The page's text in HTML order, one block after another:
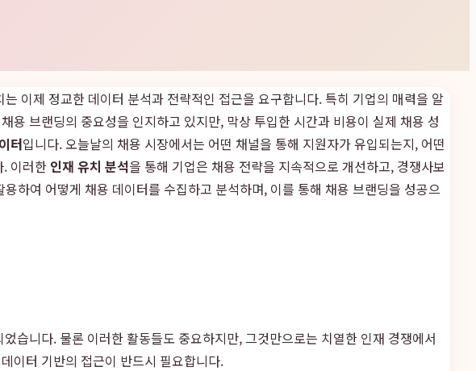
이제 정교한 데이터 분석과 전략적인 접근을 요구합니다. 특히 기업의 매력을 알
브랜딩의 중요성을 인지하고 있지만, 막상 투입한 시간과 비용이 실제 채용 성
터입니다. 오늘날의 채용 시장에서는 어떤 채널을 통해 지원자가 유입되는지, 어떤
이러한 인재 유치 분석을 통해 기업은 채용 전략을 지속적으로 개선하고, 경쟁사보
용하여 어떻게 채용 데이터를 수집하고 분석하며, 이를 통해 채용 브랜딩을 성공으
습니다. 물론 이러한 활동들도 중요하지만, 그것만으로는 치열한 인재 경쟁에서
이터 기반의 접근이 반드시 필요합니다.